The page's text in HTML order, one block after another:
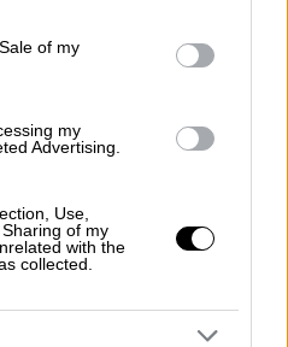
purposes in below Google
of my
my
Advertising.
Use,
of my
with the
collected.
Μακεδονίας -
.